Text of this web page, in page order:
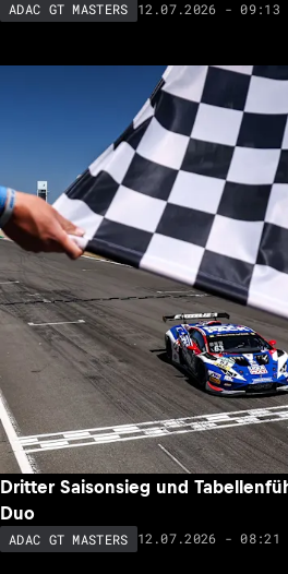
ADAC GT MASTERS 12.07.2026 - 09:13
Dritter Saisonsieg und
Duo
ADAC GT MASTERS 12.07.2026 - 08:21